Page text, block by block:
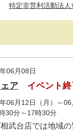
特定非営利活動法
06月08日
ア イベント終
06月12日（月）～06
30分～17時30分
武台店では地域